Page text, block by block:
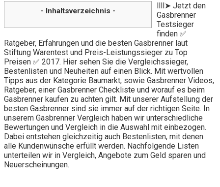
- Inhaltsverzeichnis -
llll➤ Jetzt den
Gasbrenner
Testsieger
finden ✅
Ratgeber, Erfahrungen und die besten Gasbrenner laut
Stiftung Warentest und Preis-Leistungssieger zu Top
Preisen ✅ 2017. Hier sehen Sie die Vergleichssieger,
Bestenlisten und Neuheiten auf einen Blick. Mit wertvollen
Tipps aus der Kategorie Baumarkt, sowie Gasbrenner Videos,
Ratgeber, einer Gasbrenner Checkliste und worauf es beim
Gasbrenner kaufen zu achten gilt. Mit unserer Aufstellung der
besten Gasbrenner sind sie immer auf der richtigen Seite. In
unserem Gasbrenner Vergleich haben wir unterschiedliche
Bewertungen und Vergleich in die Auswahl mit einbezogen.
Dabei entstehen gleichzeitig auch Bestenlisten, mit denen
alle Kundenwünsche erfüllt werden. Nachfolgende Listen
unterteilen wir in Vergleich, Angebote zum Geld sparen und
Neuerscheinungen.